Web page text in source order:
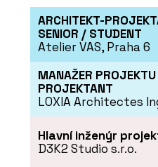
ARCHITEKT-
SENIOR / STUDENT
Atelier VAS, Praha 6
MANAŽER
PROJEKTANT
LOXIA Architectes
Hlavní inženýr
D3K2 Studio s.r.o.